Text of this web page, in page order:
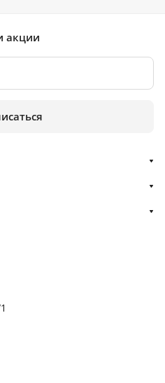
акции